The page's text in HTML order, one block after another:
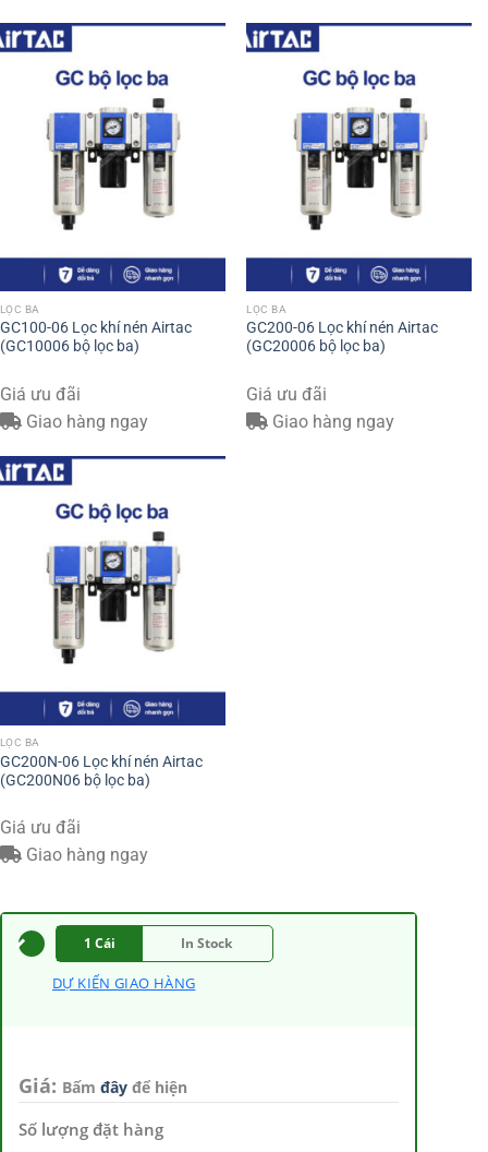
LỌC BA
GC100-06 Lọc khí nén Airtac
(GC10006 bộ lọc ba)
Giá ưu đãi
Giao hàng ngay
LỌC BA
GC200-06 Lọc khí nén Airtac
(GC20006 bộ lọc ba)
Giá ưu đãi
Giao hàng ngay
LỌC BA
GC200N-06 Lọc khí nén Airtac
(GC200N06 bộ lọc ba)
Giá ưu đãi
Giao hàng ngay
1 Cái In Stock
DỰ KIẾN GIAO HÀNG
Giá: Bấm đây để hiện
Số lượng đặt hàng